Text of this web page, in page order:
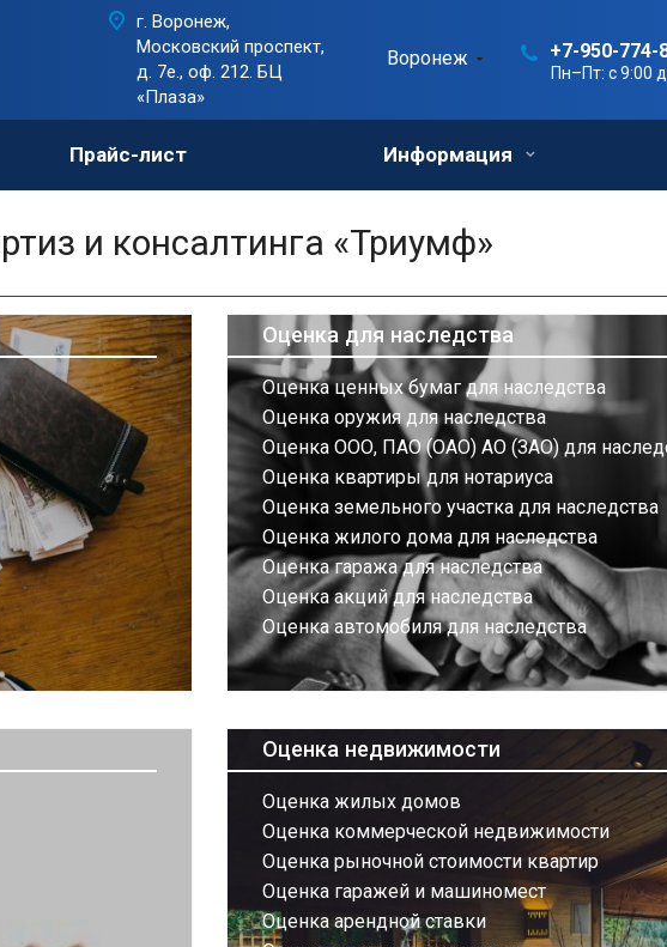
Воронеж +7-950-774-
Пн–Пт: с 9:00
г. Воронеж,
Московский проспект,
д. 7е., оф. 212. БЦ
«Плаза»
Прайс-лист Информация
и консалтинга «Триумф»
Оценка для наследства
Оценка ценных бумаг для наследства
Оценка оружия для наследства
Оценка ООО, ПАО (ОАО) АО (ЗАО) для
Оценка квартиры для нотариуса
Оценка земельного участка для наследства
Оценка жилого дома для наследства
Оценка гаража для наследства
Оценка акций для наследства
Оценка автомобиля для наследства
Оценка недвижимости
Оценка жилых домов
Оценка коммерческой недвижимости
Оценка рыночной стоимости квартир
Оценка гаражей и машиномест
Оценка арендной ставки